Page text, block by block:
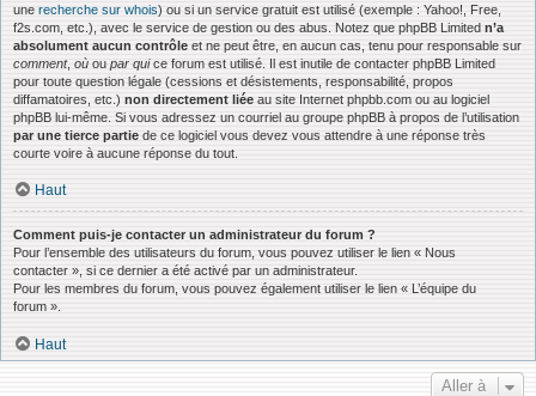
une recherche sur whois) ou si un service gratuit est utilisé (exemple : Yahoo!, Free,
f2s.com, etc.), avec le service de gestion ou des abus. Notez que phpBB Limited n’a
absolument aucun contrôle et ne peut être, en aucun cas, tenu pour responsable sur
comment, où ou par quice forum est utilisé. Il est inutile de contacter phpBB Limited
pour toute question légale (cessions et désistements, responsabilité, propos
diffamatoires, etc.) non directement liée au site Internet phpbb.com ou au logiciel
phpBB lui-même. Si vous adressez un courriel au groupe phpBB à propos de l’utilisation
par une tierce partie de ce logiciel vous devez vous attendre à une réponse très
courte voire à aucune réponse du tout.
Haut
Comment puis-je contacter un administrateur du forum ?
Pour l’ensemble des utilisateurs du forum, vous pouvez utiliser le lien « Nous
contacter », si ce dernier a été activé par un administrateur.
Pour les membres du forum, vous pouvez également utiliser le lien « L’équipe du
forum ».
Haut
Aller à